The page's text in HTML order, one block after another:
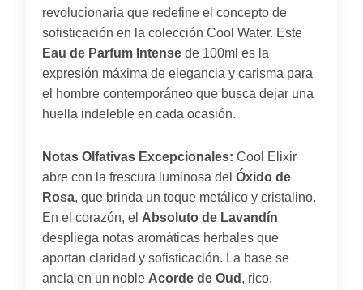
revolucionaria que redefine el concepto de
sofisticación en la colección Cool Water. Este
Eau de Parfum Intense de 100ml es la
expresión máxima de elegancia y carisma para
el hombre contemporáneo que busca dejar una
huella indeleble en cada ocasión.
Notas Olfativas Excepcionales: Cool Elixir
abre con la frescura luminosa del Óxido de
Rosa, que brinda un toque metálico y cristalino.
En el corazón, el Absoluto de Lavandín
despliega notas aromáticas herbales que
aportan claridad y sofisticación. La base se
ancla en un noble Acorde de Oud , rico,